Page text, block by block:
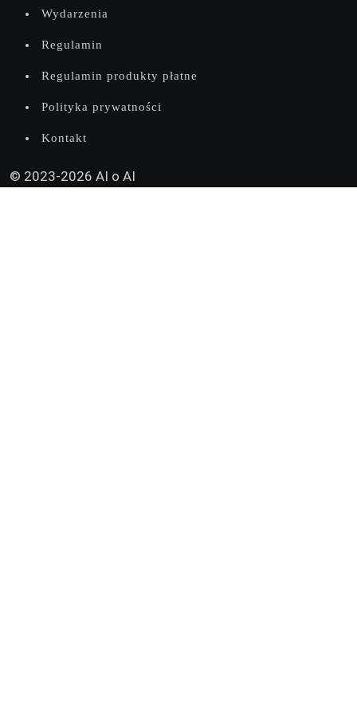
Wydarzenia
Regulamin
Regulamin produkty płatne
Polityka prywatności
Kontakt
© 2023-2026 AI o AI